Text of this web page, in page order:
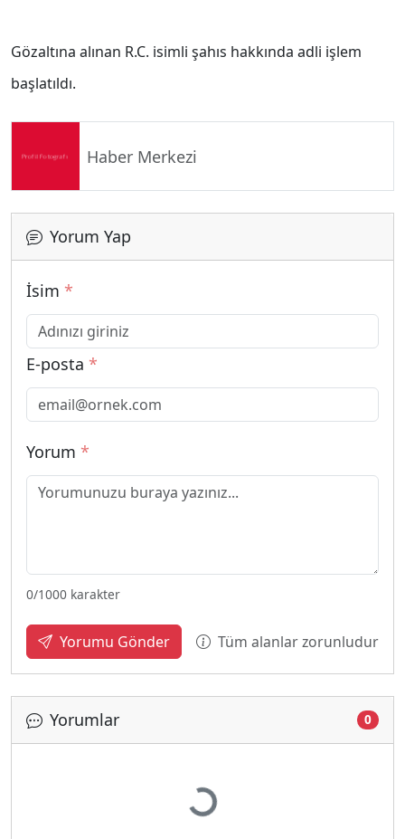
Gözaltına alınan R.C. isimli şahıs hakkında adli işlem
başlatıldı.
Haber Merkezi
Yorum Yap
İsim *
E-posta *
Yorum *
0/1000 karakter
Yorumu Gönder Tüm alanlar zorunludur
Yorumlar 0